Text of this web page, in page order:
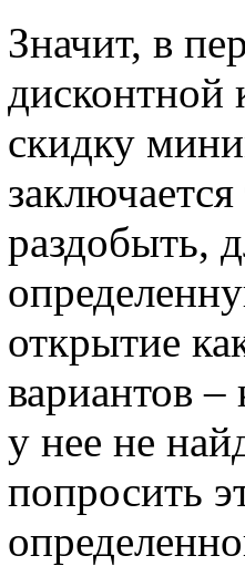
Значит, в
дисконтной
скидку
раздобыть,
открытие
вариантов
у нее не
попросить